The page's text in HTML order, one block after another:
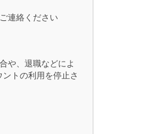
連絡ください
や、退職などによ
トの利用を停止さ